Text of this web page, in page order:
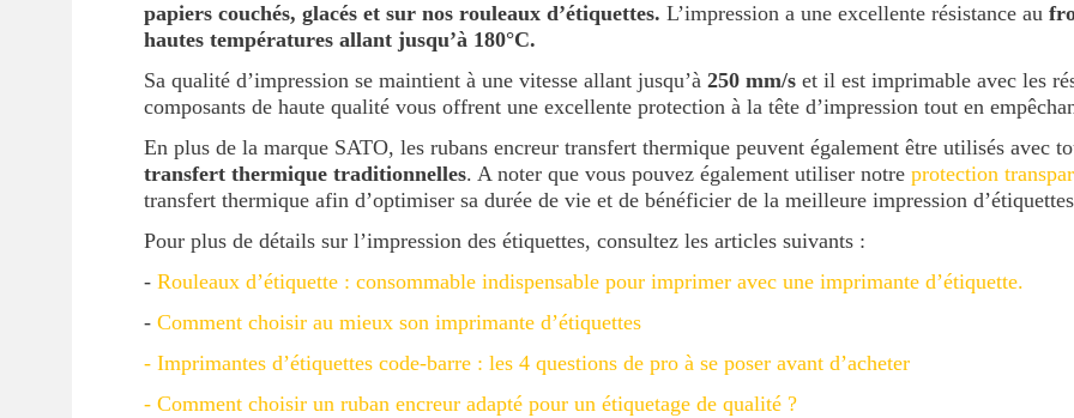
papiers couchés, glacés et sur nos rouleaux d’étiquettes. L’impression a une excellente résistance au
hautes températures allant jusqu’à 180°C.
Sa qualité d’impression se maintient à une vitesse allant jusqu’à 250 mm/s et il est imprimable avec les
composants de haute qualité vous offrent une excellente protection à la tête d’impression tout en
En plus de la marque SATO, les rubans encreur transfert thermique peuvent également être utilisés avec
transfert thermique traditionnelles. A noter que vous pouvez également utiliser notre protection
transfert thermique afin d’optimiser sa durée de vie et de bénéficier de la meilleure impression
Pour plus de détails sur l’impression des étiquettes, consultez les articles suivants :
- Rouleaux d’étiquette : consommable indispensable pour imprimer avec une imprimante d’étiquette.
- Comment choisir au mieux son imprimante d’étiquettes
- Imprimantes d’étiquettes code-barre : les 4 questions de pro à se poser avant d’acheter
- Comment choisir un ruban encreur adapté pour un étiquetage de qualité ?